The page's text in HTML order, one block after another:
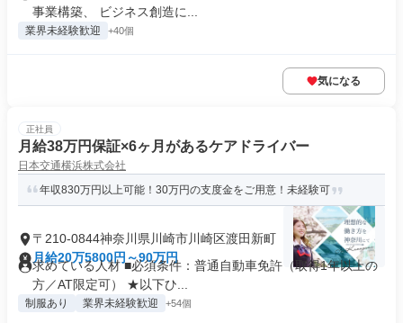
事業構築、 ビジネス創造に...
業界未経験歓迎 +40個
気になる
正社員
月給38万円保証×6ヶ月があるケアドライバー
日本交通横浜株式会社
年収830万円以上可能！30万円の支度金をご用意！未経験可
〒210-0844神奈川県川崎市川崎区渡田新町
月給20万5800円～90万円
求めている人材 ■必須条件：普通自動車免許（取得1年以上の
方／AT限定可） ★以下ひ...
制服あり 業界未経験歓迎 +54個